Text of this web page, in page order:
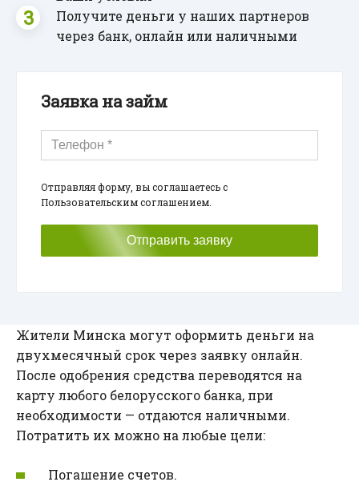
Заявка на займ
Отправляя форму, вы соглашаетесь с
Пользовательским соглашением.
Отправить заявку
Получите деньги у наших партнеров
через банк, онлайн или наличными
Жители Минска могут оформить деньги на
двухмесячный срок через заявку онлайн.
После одобрения средства переводятся на
карту любого белорусского банка, при
необходимости — отдаются наличными.
Потратить их можно на любые цели:
Погашение счетов.